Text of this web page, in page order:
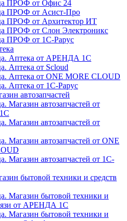
ПРОФ от Офис 24
ПРОФ от Асист-Про
ПРОФ от Архитектор ИТ
ПРОФ от Слон Электроникс
ПРОФ от 1С-Рарус
Аптека от АРЕНДА 1С
Аптека от Scloud
Аптека от ONE MORE CLOUD
Аптека от 1С-Рарус
автозапчастей
Магазин автозапчастей от
Магазин автозапчастей от
Магазин автозапчастей от ONE
Магазин автозапчастей от 1С-
бытовой техники и средств
Магазин бытовой техники и
от АРЕНДА 1С
Магазин бытовой техники и